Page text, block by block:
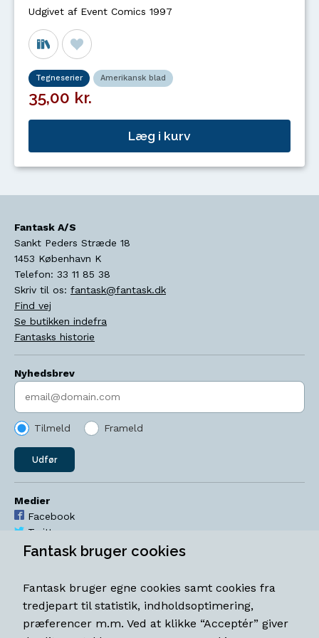
Udgivet af Event Comics 1997
Tegneserier Amerikansk blad
35,00 kr.
Læg i kurv
Fantask A/S
Sankt Peders Stræde 18
1453 København K
Telefon: 33 11 85 38
Skriv til os: fantask@fantask.dk
Find vej
Se butikken indefra
Fantasks historie
Nyhedsbrev
Indtast søgeord
Tilmeld Frameld
Udfør
Medier
Facebook
Twitter
YouTube
Åbningstider
Mandag-torsdag 11-18
Fredag 11-18.30
Fantask bruger cookies
Fantask bruger egne cookies samt cookies fra
tredjepart til statistik, indholdsoptimering,
præferencer m.m. Ved at klikke “Acceptér” giver